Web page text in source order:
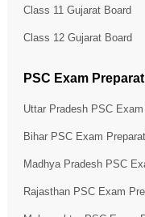
Class 11 Gujarat Board
Class 12 Gujarat Board
PSC Exam
Uttar Pradesh PSC
Bihar PSC Exam
Madhya Pradesh PSC
Rajasthan PSC Exam